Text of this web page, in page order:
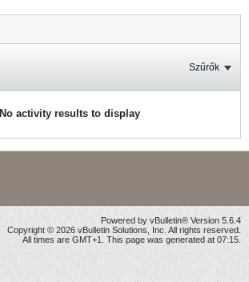
Szűrők
No activity results to display
Powered by vBulletin® Version 5.6.4
Copyright © 2026 vBulletin Solutions, Inc. All rights reserved.
All times are GMT+1. This page was generated at 07:15.